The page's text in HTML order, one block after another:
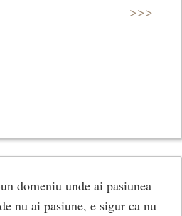
>>>
domeniu unde ai pasiunea
nu ai pasiune, e sigur ca nu